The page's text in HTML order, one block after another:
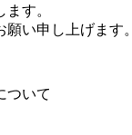
す。
い申し上げます。
ついて